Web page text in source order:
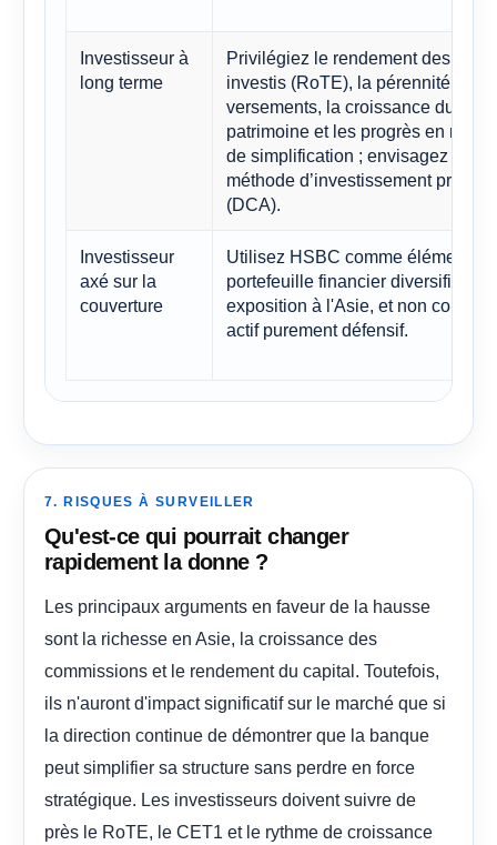
Investisseur à
long terme
Privilégiez le rendement des
investis (RoTE), la pérennité des
versements, la croissance du
patrimoine et les progrès en
de simplification ; envisagez la
méthode d’investissement
(DCA).
Investisseur
axé sur la
couverture
Utilisez HSBC comme élément
portefeuille financier diversifié et
exposition à l'Asie, et non comme
actif purement défensif.
7. RISQUES À SURVEILLER
Qu'est-ce qui pourrait changer
rapidement la donne ?
Les principaux arguments en faveur de la hausse
sont la richesse en Asie, la croissance des
commissions et le rendement du capital. Toutefois,
ils n'auront d'impact significatif sur le marché que si
la direction continue de démontrer que la banque
peut simplifier sa structure sans perdre en force
stratégique. Les investisseurs doivent suivre de
près le RoTE, le CET1 et le rythme de croissance